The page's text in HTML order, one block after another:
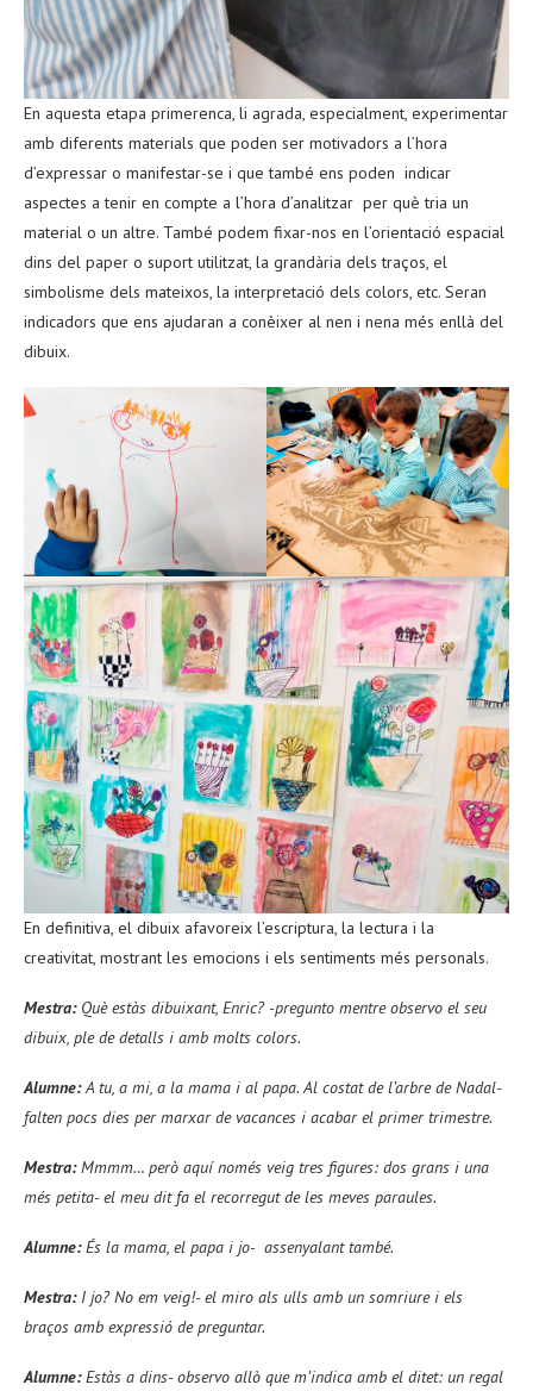
En aquesta etapa primerenca, li agrada, especialment, experimentar
amb diferents materials que poden ser motivadors a l’hora
d’expressar o manifestar-se i que també ens poden indicar
aspectes a tenir en compte a l’hora d’analitzar per què tria un
material o un altre. També podem fixar-nos en l’orientació espacial
dins del paper o suport utilitzat, la grandària dels traços, el
simbolisme dels mateixos, la interpretació dels colors, etc. Seran
indicadors que ens ajudaran a conèixer al nen i nena més enllà del
dibuix.
En definitiva, el dibuix afavoreix l’escriptura, la lectura i la
creativitat, mostrant les emocions i els sentiments més personals.
Mestra:Què estàs dibuixant, Enric? -pregunto mentre observo el seu
dibuix, ple de detalls i amb molts colors.
Alumne:A tu, a mi, a la mama i al papa. Al costat de l’arbre de Nadal-
falten pocs dies per marxar de vacances i acabar el primer trimestre.
Mestra:Mmmm… però aquí només veig tres figures: dos grans i una
més petita- el meu dit fa el recorregut de les meves paraules.
Alumne:És la mama, el papa i jo- assenyalant també.
Mestra:I jo? No em veig!- el miro als ulls amb un somriure i els
braços amb expressió de preguntar.
Alumne:Estàs a dins- observo allò que m’indica amb el ditet: un regal